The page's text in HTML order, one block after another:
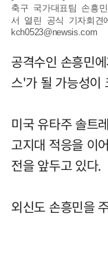
축구 국가대표팀 손흥
서 열린 공식 기자회견
kch0523@newsis.com
공격수인 손흥민
스'가 될 가능성이
미국 유타주 솔트
고지대 적응을 이
전을 앞두고 있다.
외신도 손흥민을